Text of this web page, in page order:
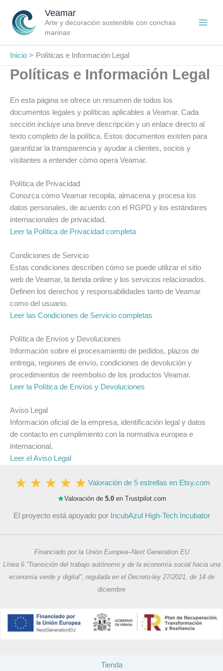
contenido
Veamar
Arte y decoración sostenible con conchas
marinas
Inicio Políticas e Información Legal
Políticas e Información Legal
En esta página se ofrece un resumen de todos los
documentos legales y políticas aplicables a Veamar. Cada
sección incluye una breve descripción y un enlace directo al
texto completo de la política. Estos documentos existen para
garantizar la transparencia y ayudar a clientes, socios y
visitantes a entender cómo opera Veamar.
Política de Privacidad
Conozca cómo Veamar recopila, almacena y procesa los
datos personales, de acuerdo con el RGPD y los estándares
internacionales de privacidad.
Leer la Política de Privacidad completa
Condiciones de Servicio
Estas condiciones describen cómo se puede utilizar el sitio
web de Veamar, la tienda online y los servicios relacionados.
Definen los derechos y responsabilidades tanto de Veamar
como del usuario.
Leer las Condiciones de Servicio completas
Política de Envíos y Devoluciones
Información sobre el procesamiento de pedidos, plazos de
entrega, regiones de envío, condiciones de devolución y
procedimientos de reembolso de los productos Veamar.
Leer la Política de Envíos y Devoluciones
Aviso Legal
Información oficial de la empresa, identificación legal y datos
de contacto en cumplimiento con la normativa europea e
internacional.
Leer el Aviso Legal
Valoración de 5 estrellas en Etsy.com
★Valoración de 5.0en Trustpilot.com
El proyecto está apoyado por IncubAzul High-Tech Incubator
Financiado por la Unión Europea–Next Generation EU
Línea 6 “Transición del trabajo autónomo y de la economía social hacia una
economía verde y digital”, regulada en el Decreto-ley 27/2021, de 14 de
diciembre
Tienda